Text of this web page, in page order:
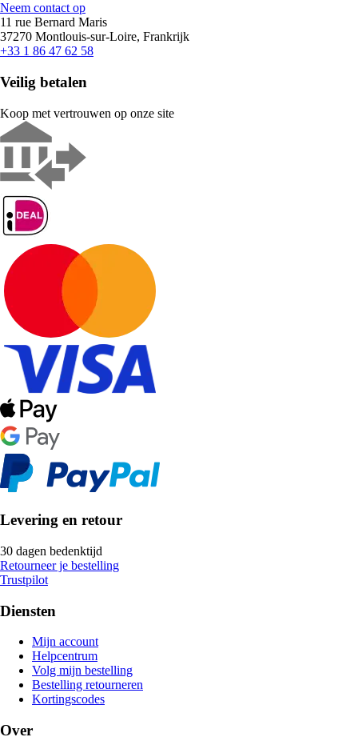
Neem contact op
11 rue Bernard Maris
37270 Montlouis-sur-Loire, Frankrijk
+33 1 86 47 62 58
Veilig betalen
Koop met vertrouwen op onze site
Levering en retour
30 dagen bedenktijd
Retourneer je bestelling
Trustpilot
Diensten
Mijn account
Helpcentrum
Volg mijn bestelling
Bestelling retourneren
Kortingscodes
Over